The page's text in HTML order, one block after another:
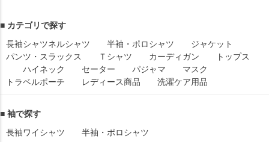
■ カテゴリで探す
長袖シャツネルシャツ 半袖・ポロシャツ
ジャケット
パンツ・スラックス
Ｔシャツ カーディガン
トップス
ハイネック
セーター パジャマ
マスク
トラベルポーチ
レディース商品 洗濯ケア用品
■ 袖で探す
長袖ワイシャツ
半袖・ポロシャツ